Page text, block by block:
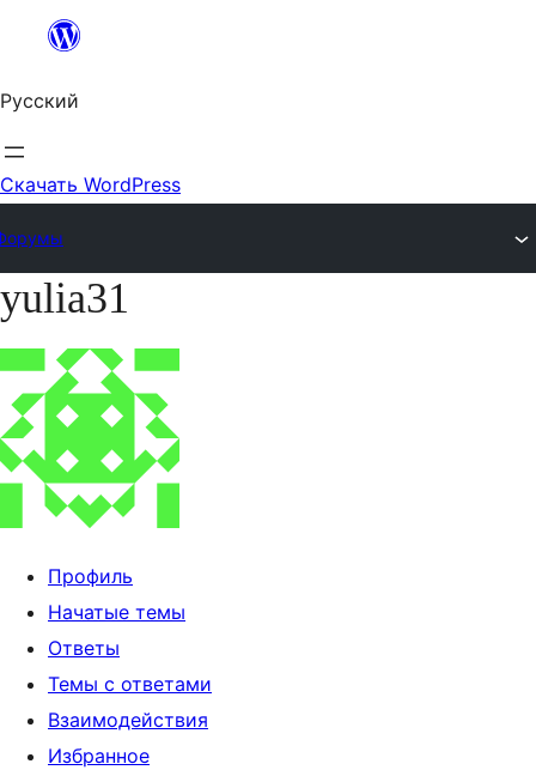
Перейти
содержимому
Русский
Скачать WordPress
Перейти
к
содержимому
yulia31
Профиль
Начатые темы
Ответы
Темы с ответами
Взаимодействия
Избранное